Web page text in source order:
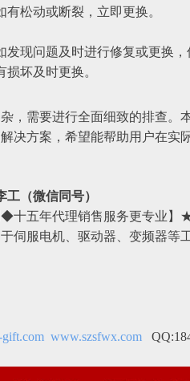
松动或断裂，立即更换。
现问题及时进行修复或更换，
坏及时更换。
，需要进行全面细致的排查。
决方案，希望能帮助用户在实
工（微信同号）
五年代理销售服务更专
伺服电机、驱动器、变频器等
www.szsfwx.com